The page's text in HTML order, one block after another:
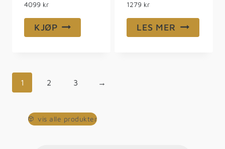
4099 kr
KJØP
1279 kr
LES MER
1 2 3 →
vis alle produkter